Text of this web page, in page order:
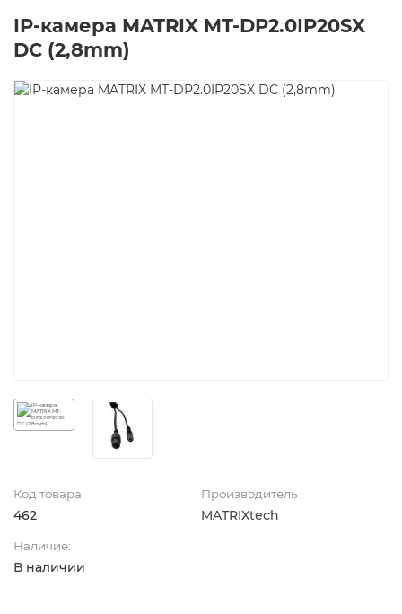
IP-камера MATRIX MT-DP2.0IP20SX
DC (2,8mm)
Код товара
462
Производитель
MATRIXtech
Наличие:
В наличии